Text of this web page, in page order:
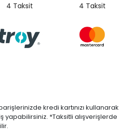
4 Taksit 4 Taksit
kredi kartınızı kullanarak
yapabilirsiniz. *Taksitli alışverişlerde